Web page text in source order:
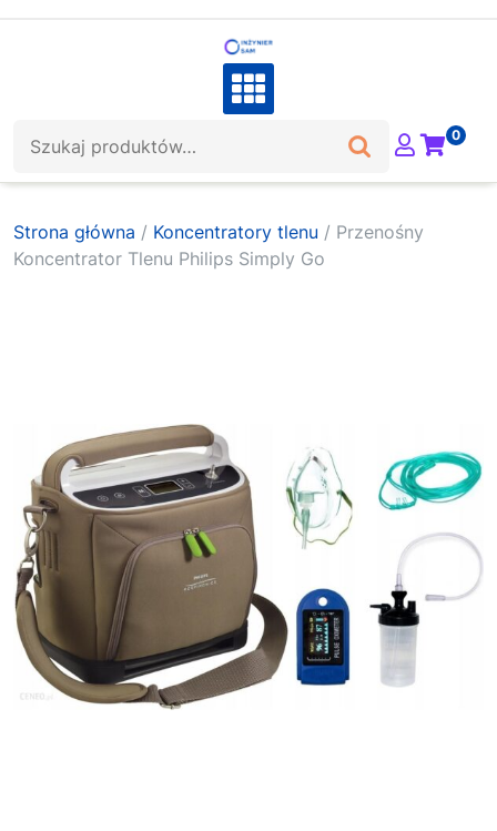
0
Strona główna / Koncentratory tlenu / Przenośny
Koncentrator Tlenu Philips Simply Go